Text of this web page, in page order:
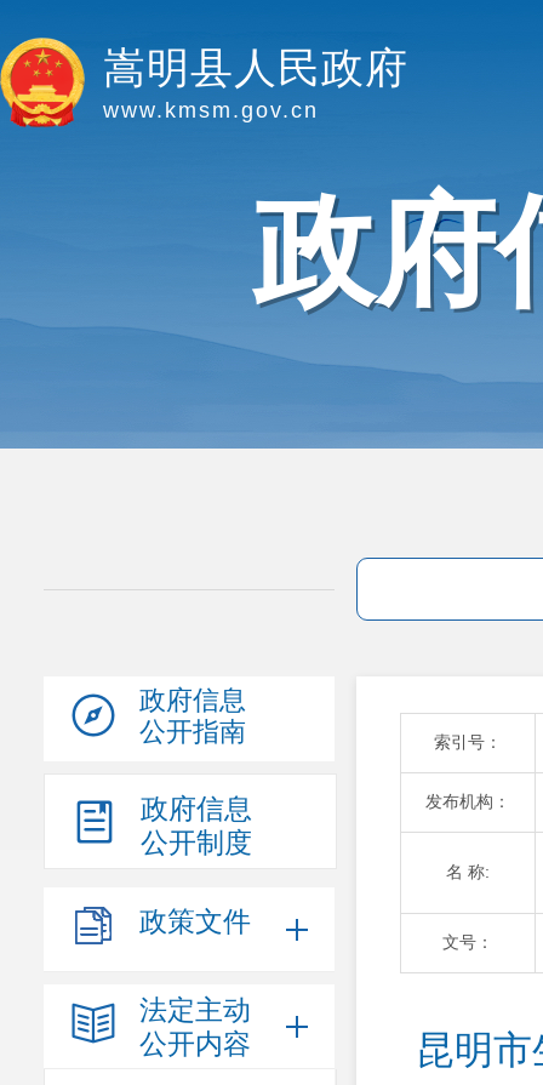
嵩明县人民政府
www.kmsm.gov.cn
政府
政府信息
公开指南
政府信息
公开制度
政策文件
法定主动
公开内容
索引号：
发布机构：
名 称:
文号：
昆明